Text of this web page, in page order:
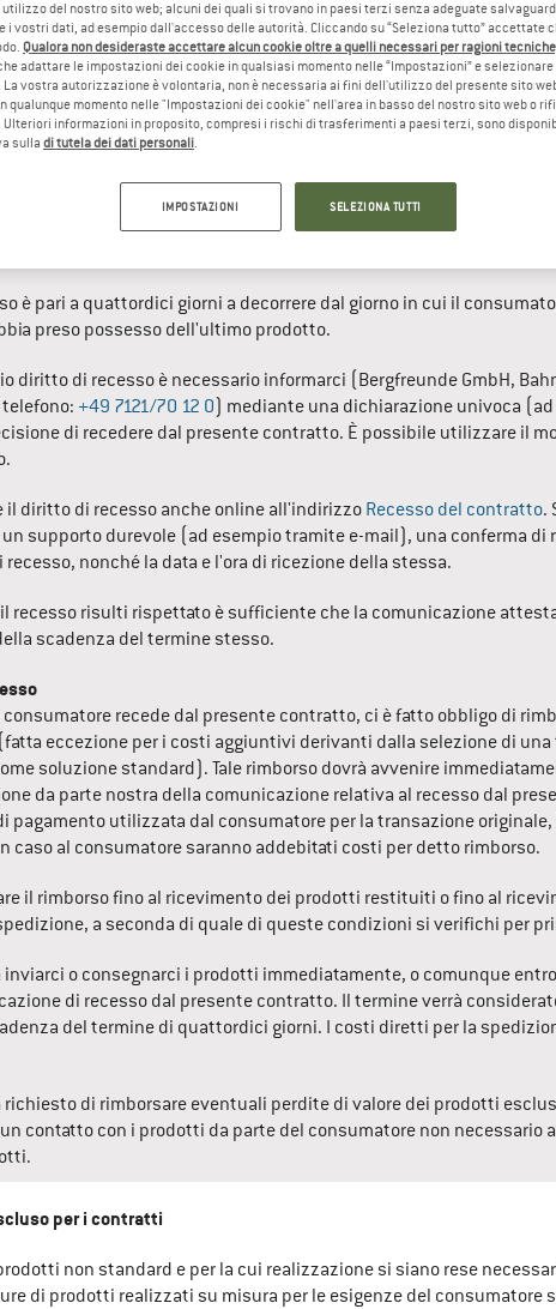
consumatore ogni persona fisica che concluda un negozio
o alla propria attività professionale indipendente. Il
in denaro in presenza delle seguenti condizioni:
RECESSO
di recedere dal presente contratto entro quattordici giorni
è pari a quattordici giorni a decorrere dal giorno in cui il
preso possesso dell'ultimo prodotto.
diritto di recesso è necessario informarci ( Bergfreunde GmbH,
telefono: +49 7121/70 12 0) mediante una dichiarazione univoca
di recedere dal presente contratto. È possibile utilizzare il
il diritto di recesso anche online all'indirizzo Recesso del contratto.
supporto durevole (ad esempio tramite e-mail), una conferma
nonché la data e l'ora di ricezione della stessa.
recesso risulti rispettato è sufficiente che la comunicazione
scadenza del termine stesso.
recede dal presente contratto, ci è fatto obbligo di
eccezione per i costi aggiuntivi derivanti dalla selezione di
soluzione standard). Tale rimborso dovrà avvenire
da parte nostra della comunicazione relativa al recesso dal
pagamento utilizzata dal consumatore per la transazione
caso al consumatore saranno addebitati costi per detto rimborso.
il rimborso fino al ricevimento dei prodotti restituiti o fino al
a seconda di quale di queste condizioni si verifichi per
o consegnarci i prodotti immediatamente, o comunque
di recesso dal presente contratto. Il termine verrà
del termine di quattordici giorni. I costi diretti per la
richiesto di rimborsare eventuali perdite di valore dei prodotti
contatto con i prodotti da parte del consumatore non
per i contratti
non standard e per la cui realizzazione si siano rese
di prodotti realizzati su misura per le esigenze del consumatore
del nostro sito web; alcuni dei quali si trovano in paesi terzi senza adeguate
i vostri dati, ad esempio dall'accesso delle autorità. Cliccando su “Seleziona tutto” accettate
Qualora non desideraste accettare alcun cookie oltre a quelli necessari per ragioni
adattare le impostazioni dei cookie in qualsiasi momento nelle “Impostazioni” e
vostra autorizzazione è volontaria, non è necessaria ai fini dell'utilizzo del presente sito
qualunque momento nelle "Impostazioni dei cookie" nell'area in basso del nostro sito web o
informazioni in proposito, compresi i rischi di trasferimenti a paesi terzi, sono
sulla di tutela dei dati personali.
IMPOSTAZIONI SELEZIONA TUTTI